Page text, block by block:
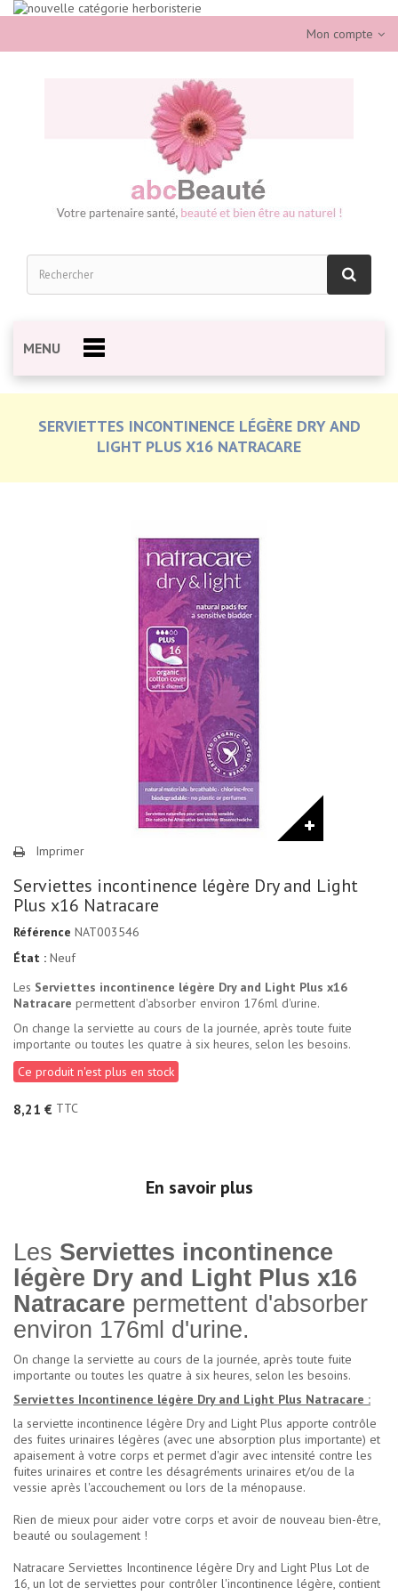
Mon compte
MENU
SERVIETTES INCONTINENCE LÉGÈRE DRY AND
LIGHT PLUS X16 NATRACARE
Imprimer
Serviettes incontinence légère Dry and Light
Plus x16 Natracare
Référence NAT003546
État : Neuf
Les Serviettes incontinence légère Dry and Light Plus x16
Natracare permettent d'absorber environ 176ml d'urine.
On change la serviette au cours de la journée, après toute fuite
importante ou toutes les quatre à six heures, selon les besoins.
Ce produit n'est plus en stock
8,21 € TTC
En savoir plus
Les Serviettes incontinence
légère Dry and Light Plus x16
Natracare permettent d'absorber
environ 176ml d'urine.
On change la serviette au cours de la journée, après toute fuite
importante ou toutes les quatre à six heures, selon les besoins.
Serviettes Incontinence légère Dry and Light Plus Natracare :
la serviette incontinence légère Dry and Light Plus apporte contrôle
des fuites urinaires légères (avec une absorption plus importante) et
apaisement à votre corps et permet d'agir avec intensité contre les
fuites urinaires et contre les désagréments urinaires et/ou de la
vessie après l'accouchement ou lors de la ménopause.
Rien de mieux pour aider votre corps et avoir de nouveau bien-être,
beauté ou soulagement !
Natracare Serviettes Incontinence légère Dry and Light Plus Lot de
16, un lot de serviettes pour contrôler l'incontinence légère, contient